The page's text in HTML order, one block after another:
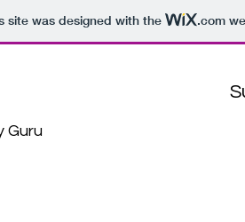
site was designed with the .com
Guru